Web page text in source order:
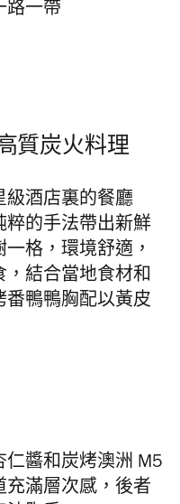
路一帶
質炭火料理
級酒店裏的餐廳
粹的手法帶出新鮮
格，環境舒適，
結合當地食材和
番鴨鴨胸配以黃皮
醬和炭烤澳洲 M5
充滿層次感，後者